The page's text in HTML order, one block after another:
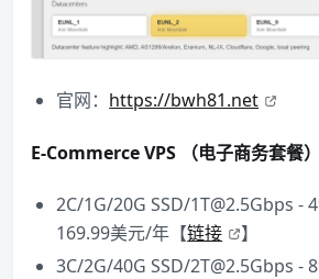
官网： https://bwh81.net
E-Commerce VPS （电子商务套餐）
2C/1G/20G SSD/1T@2.5Gbps -
169.99美元/年【链接
】
3C/2G/40G SSD/2T@2.5Gbps -